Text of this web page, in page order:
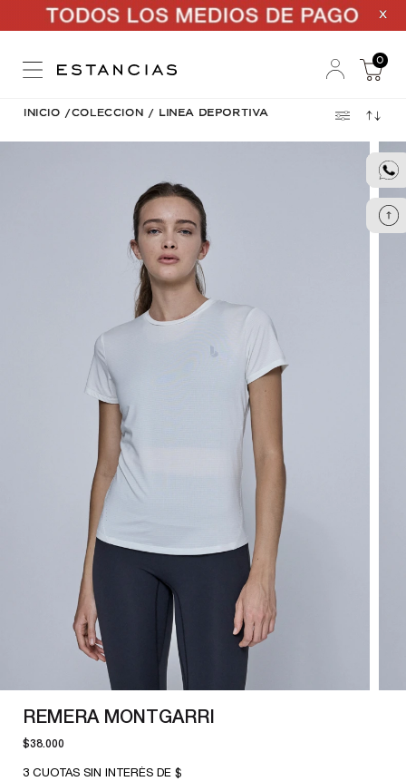
X
0
INICIO /COLECCION / LINEA DEPORTIVA
REMERA MONTGARRI
$38.000
3 CUOTAS SIN INTERÉS DE $